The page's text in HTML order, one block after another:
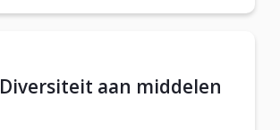
Diversiteit aan middelen